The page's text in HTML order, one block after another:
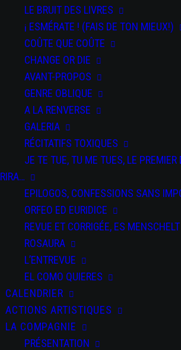
LE BRUIT DES LIVRES
¡ ESMÉRATE ! (FAIS DE TON MIEUX!)
COÛTE QUE COÛTE
CHANGE OR DIE
AVANT-PROPOS
GENRE OBLIQUE
A LA RENVERSE
GALERIA
RÉCITATIFS TOXIQUES
JE TE TUE, TU ME TUES, LE
RIRA…
EPILOGOS, CONFESSIONS SANS
ORFEO ED EURIDICE
REVUE ET CORRIGÉE, ES MENSCHELT
ROSAURA
L’ENTREVUE
EL COMO QUIERES
CALENDRIER
ACTIONS ARTISTIQUES
LA COMPAGNIE
PRÉSENTATION
DATE
du 13 au 14
Nov 2025
SPECTACLES
SEÑORA
Señora
Tentación
PARTAGEZ CET
ÉVÉNEMENT